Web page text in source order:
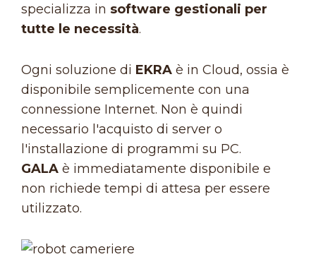
specializza in software gestionali per
tutte le necessità.
Ogni soluzione di EKRA è in Cloud, ossia è
disponibile semplicemente con una
connessione Internet. Non è quindi
necessario l'acquisto di server o
l'installazione di programmi su PC.
GALA è immediatamente disponibile e
non richiede tempi di attesa per essere
utilizzato.